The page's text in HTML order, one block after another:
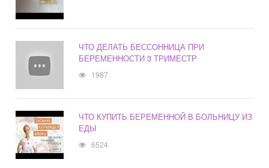
ЧТО ДЕЛАТЬ БЕССОННИЦА ПРИ
БЕРЕМЕННОСТИ 3 ТРИМЕСТР
1987
ЧТО КУПИТЬ БЕРЕМЕННОЙ В БОЛЬНИЦУ ИЗ
ЕДЫ
6524